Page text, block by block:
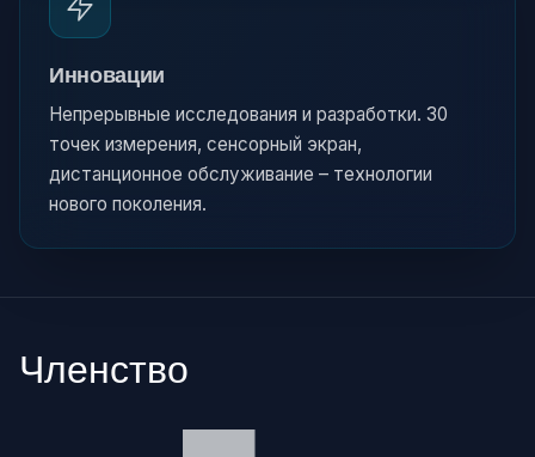
Инновации
Непрерывные исследования и разработки. 30
точек измерения, сенсорный экран,
дистанционное обслуживание – технологии
нового поколения.
Членство